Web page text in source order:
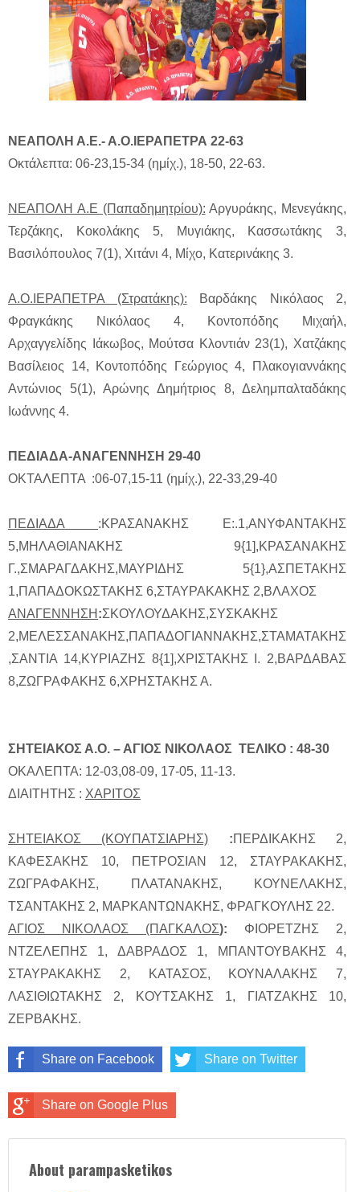
NΕΑΠΟΛΗ Α.Ε.- Α.Ο.ΙΕΡΑΠΕΤΡΑ 22-63
Οκτάλεπτα: 06-23,15-34 (ημίχ.), 18-50, 22-63.
ΝΕΑΠΟΛΗ Α.Ε (Παπαδημητρίου): Αργυράκης, Μενεγάκης,
Τερζάκης, Κοκολάκης 5, Μυγιάκης, Κασσωτάκης 3,
Βασιλόπουλος 7(1), Χιτάνι 4, Μίχο, Κατερινάκης 3.
Α.Ο.ΙΕΡΑΠΕΤΡΑ (Στρατάκης): Βαρδάκης Νικόλαος 2,
Φραγκάκης Νικόλαος 4, Κοντοπόδης Μιχαήλ,
Αρχαγγελίδης Ιάκωβος, Μούτσα Κλοντιάν 23(1), Χατζάκης
Βασίλειος 14, Κοντοπόδης Γεώργιος 4, Πλακογιαννάκης
Αντώνιος 5(1), Αρώνης Δημήτριος 8, Δελημπαλταδάκης
Ιωάννης 4.
ΠΕΔΙΑΔΑ-ΑΝΑΓΕΝΝΗΣΗ 29-40
ΟΚΤΑΛΕΠΤΑ :06-07,15-11 (ημίχ.), 22-33,29-40
ΠΕΔΙΑΔΑ :ΚΡΑΣΑΝΑΚΗΣ Ε:.1,ΑΝΥΦΑΝΤΑΚΗΣ
5,ΜΗΛΑΘΙΑΝΑΚΗΣ 9{1],ΚΡΑΣΑΝΑΚΗΣ
Γ.,ΣΜΑΡΑΓΔΑΚΗΣ,ΜΑΥΡΙΔΗΣ 5{1},ΑΣΠΕΤΑΚΗΣ
1,ΠΑΠΑΔΟΚΩΣΤΑΚΗΣ 6,ΣΤΑΥΡΑΚΑΚΗΣ 2,ΒΛΑΧΟΣ
ΑΝΑΓΕΝΝΗΣΗ :ΣΚΟΥΛΟΥΔΑΚΗΣ,ΣΥΣΚΑΚΗΣ
2,ΜΕΛΕΣΣΑΝΑΚΗΣ,ΠΑΠΑΔΟΓΙΑΝΝΑΚΗΣ,ΣΤΑΜΑΤΑΚΗΣ
,ΣΑΝΤΙΑ 14,ΚΥΡΙΑΖΗΣ 8{1],ΧΡΙΣΤΑΚΗΣ Ι. 2,ΒΑΡΔΑΒΑΣ
8,ΖΩΓΡΑΦΑΚΗΣ 6,ΧΡΗΣΤΑΚΗΣ Α.
ΣΗΤΕΙΑΚΟΣ Α.Ο. – ΑΓΙΟΣ ΝΙΚΟΛΑΟΣ ΤΕΛΙΚΟ : 48-30
ΟΚΑΛΕΠΤΑ: 12-03,08-09, 17-05, 11-13.
ΔΙΑΙΤΗΤΗΣ : ΧΑΡΙΤΟΣ
ΣΗΤΕΙΑΚΟΣ (ΚΟΥΠΑΤΣΙΑΡΗΣ) :ΠΕΡΔΙΚΑΚΗΣ 2,
ΚΑΦΕΣΑΚΗΣ 10, ΠΕΤΡΟΣΙΑΝ 12, ΣΤΑΥΡΑΚΑΚΗΣ,
ΖΩΓΡΑΦΑΚΗΣ, ΠΛΑΤΑΝΑΚΗΣ, ΚΟΥΝΕΛΑΚΗΣ,
ΤΣΑΝΤΑΚΗΣ 2, ΜΑΡΚΑΝΤΩΝΑΚΗΣ, ΦΡΑΓΚΟΥΛΗΣ 22.
ΑΓΙΟΣ ΝΙΚΟΛΑΟΣ (ΠΑΓΚΑΛΟΣ): ΦΙΟΡΕΤΖΗΣ 2,
ΝΤΖΕΛΕΠΗΣ 1, ΔΑΒΡΑΔΟΣ 1, ΜΠΑΝΤΟΥΒΑΚΗΣ 4,
ΣΤΑΥΡΑΚΑΚΗΣ 2, ΚΑΤΑΣΟΣ, ΚΟΥΝΑΛΑΚΗΣ 7,
ΛΑΣΙΘΙΩΤΑΚΗΣ 2, ΚΟΥΤΣΑΚΗΣ 1, ΓΙΑΤΖΑΚΗΣ 10,
ΖΕΡΒΑΚΗΣ.
Share on Facebook Share on Twitter
Share on Google Plus
About parampasketikos